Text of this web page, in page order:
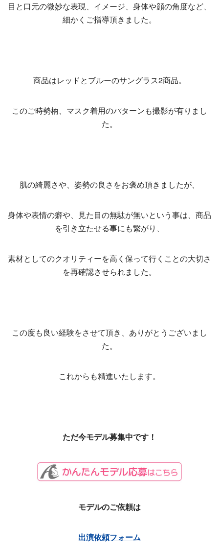
目と口元の微妙な表現、イメージ、身体や顔の角度など、
細かくご指導頂きました。
商品はレッドとブルーのサングラス2商品。
このご時勢柄、マスク着用のパターンも撮影が有りまし
た。
肌の綺麗さや、姿勢の良さをお褒め頂きましたが、
身体や表情の癖や、見た目の無駄が無いという事は、商品
を引き立たせる事にも繋がり、
素材としてのクオリティーを高く保って行くことの大切さ
を再確認させられました。
この度も良い経験をさせて頂き、ありがとうございまし
た。
これからも精進いたします。
ただ今モデル募集中です！
モデルのご依頼は
出演依頼フォーム